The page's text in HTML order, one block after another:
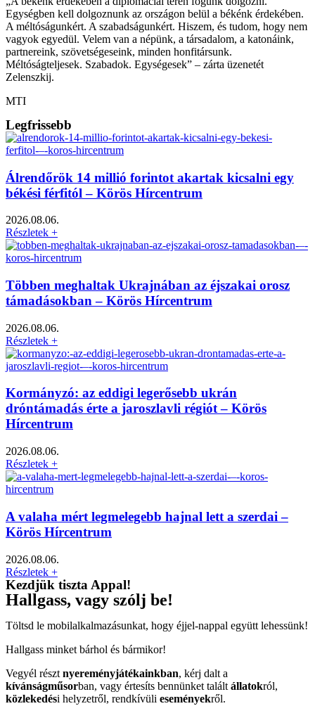
Egységben kell dolgoznunk az országon belül a békénk érdekében.
A méltóságunkért. A szabadságunkért. Hiszem, és tudom, hogy nem
vagyok egyedül. Velem van a népünk, a társadalom, a katonáink,
partnereink, szövetségeseink, minden honfitársunk.
Méltóságteljesek. Szabadok. Egységesek” – zárta üzenetét
Zelenszkij.
MTI
Legfrissebb
Álrendőrök 14 millió forintot akartak kicsalni egy
békési férfitól – Körös Hírcentrum
2026.08.06.
Részletek +
Többen meghaltak Ukrajnában az éjszakai orosz
támadásokban – Körös Hírcentrum
2026.08.06.
Részletek +
Kormányzó: az eddigi legerősebb ukrán
dróntámadás érte a jaroszlavli régiót – Körös
Hírcentrum
2026.08.06.
Részletek +
A valaha mért legmelegebb hajnal lett a szerdai –
Körös Hírcentrum
2026.08.06.
Részletek +
Kezdjük tiszta Appal!
Hallgass, vagy szólj be!
Töltsd le mobilalkalmazásunkat, hogy éjjel-nappal együtt lehessünk!
Hallgass minket bárhol és bármikor!
Vegyél részt nyereményjátékainkban, kérj dalt a
kívánságműsorban, vagy értesíts bennünket talált állatokról,
közlekedési helyzetről, rendkívüli eseményekről.